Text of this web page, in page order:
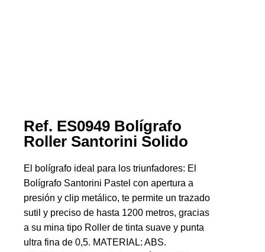
Ref. ES0949 Bolígrafo
Roller Santorini Solido
El bolígrafo ideal para los triunfadores: El
Bolígrafo Santorini Pastel con apertura a
presión y clip metálico, te permite un trazado
sutil y preciso de hasta 1200 metros, gracias
a su mina tipo Roller de tinta suave y punta
ultra fina de 0,5. MATERIAL: ABS.